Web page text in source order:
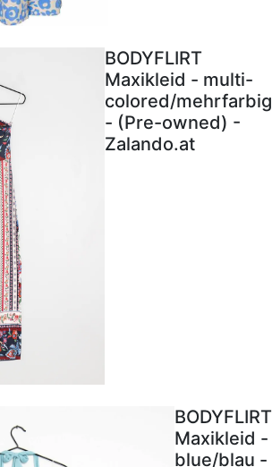
BODYFLIRT
Maxikleid - multi-
colored/mehrfarbig
- (Pre-owned) -
Zalando.at
BODYFLIRT
Maxikleid -
blue/blau -